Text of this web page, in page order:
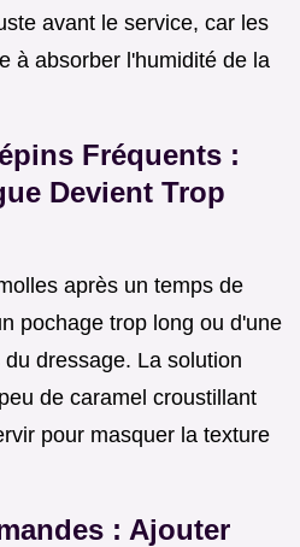
avant le service, car les
à absorber l'humidité de la
Fréquents :
Devient Trop
après un temps de
pochage trop long ou d'une
dressage. La solution
de caramel croustillant
pour masquer la texture
: Ajouter